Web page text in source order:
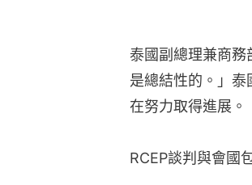
泰國副總理兼商
是總結性的。」泰
在努力取得進展。
RCEP談判與會國